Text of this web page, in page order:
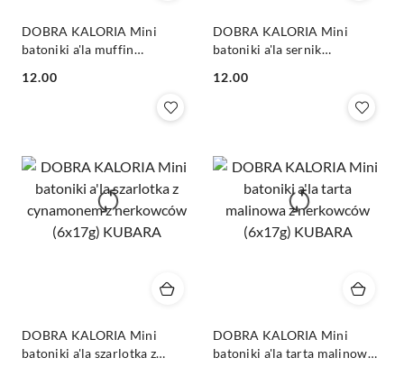
DOBRA KALORIA Mini
batoniki a'la muffin
(6x17g) KUBARA
Cena:
12.00
DOBRA KALORIA Mini
batoniki a'la sernik
(6x17g) KUBARA
Cena:
12.00
DOBRA KALORIA Mini
batoniki a'la szarlotka z
DOBRA KALORIA Mini
batoniki a'la tarta malinowa